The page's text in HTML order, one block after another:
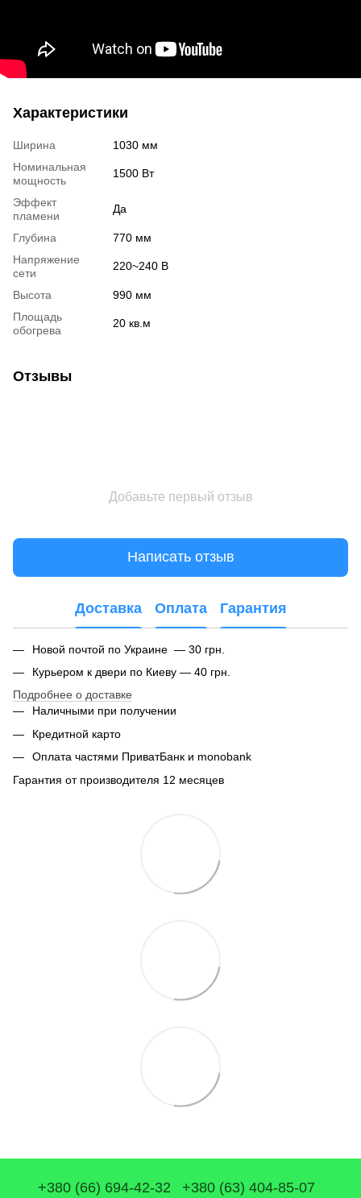
Характеристики
Ширина
1030 мм
Номинальная
мощность
1500 Вт
Эффект
пламени
Да
Глубина
770 мм
Напряжение
сети
220~240 В
Высота
990 мм
Площадь
обогрева
20 кв.м
Отзывы
Добавьте первый отзыв
Написать отзыв
Доставка Оплата Гарантия
Новой почтой по Украине — 30 грн.
Курьером к двери по Киеву — 40 грн.
Подробнее о доставке
Наличными при получении
Кредитной карто
Оплата частями ПриватБанк и monobank
Гарантия от производителя 12 месяцев
+380 (66) 694-42-32 +380 (63) 404-85-07